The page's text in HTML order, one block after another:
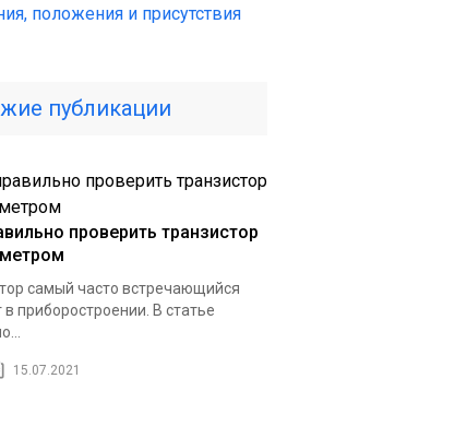
положения и присутствия
публикации
проверить транзистор
самый часто встречающийся
приборостроении. В статье
15.07.2021